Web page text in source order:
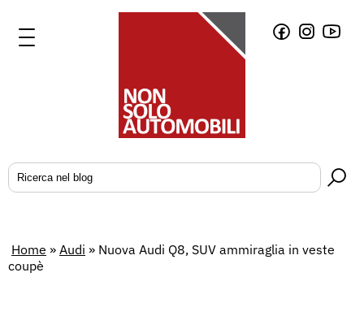
Home » Audi » Nuova Audi Q8, SUV ammiraglia in veste
coupè